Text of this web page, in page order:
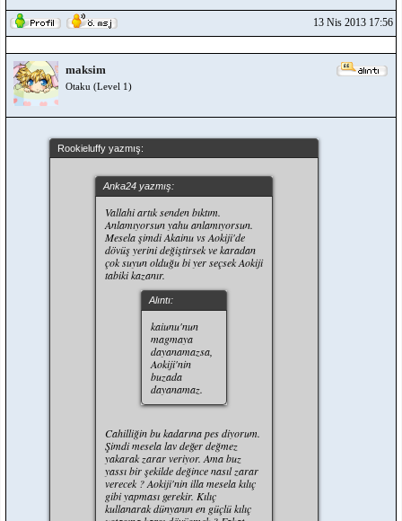
13 Nis 2013 17:56
maksim
Otaku (Level 1)
Rookieluffy yazmış:
Anka24 yazmış:
Vallahi artık senden bıktım.
Anlamıyorsun yahu anlamıyorsun.
Mesela şimdi Akainu vs Aokiji'de
dövüş yerini değiştirsek ve karadan
çok suyun olduğu bi yer seçsek Aokiji
tabiki kazanır.
Alıntı:
kaiunu'nun
magmaya
dayanamazsa,
Aokiji'nin
buzada
dayanamaz.
Cahilliğin bu kadarına pes diyorum.
Şimdi mesela lav değer değmez
yakarak zarar veriyor. Ama buz
yassı bir şekilde değince nasıl zarar
verecek ? Aokiji'nin illa mesela kılıç
gibi yapması gerekir. Kılıç
kullanarak dünyanın en güçlü kılıç